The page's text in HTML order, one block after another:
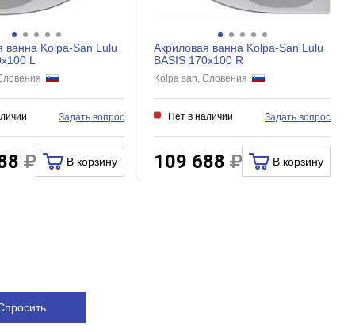
ванна Kolpa-San Lulu
L
Задать вопрос
В корзину
Акриловая ванна Kolpa-San Lulu
BASIS 170x100 R
Kolpa san, Словения
Нет в наличии Задать вопрос
109 688 В корзину